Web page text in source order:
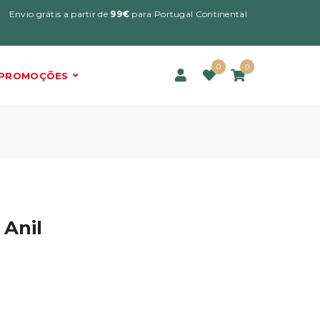
Envio grátis a partir de 99€ para Portugal Continental
0 0
Anil